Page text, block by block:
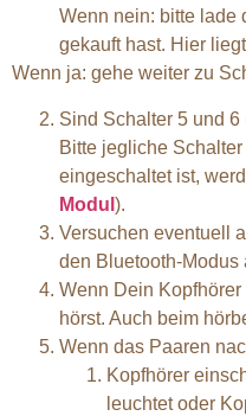
Wenn nein: bitte lade
gekauft hast. Hier
Wenn ja: gehe weiter zu
Sind Schalter 5 und
Bitte jegliche
eingeschaltet ist,
Modul ).
Versuchen eventuell
den Bluetooth-Modus
Wenn Dein
hörst. Auch beim
Wenn das Paaren
Kopfhörer
leuchtet oder